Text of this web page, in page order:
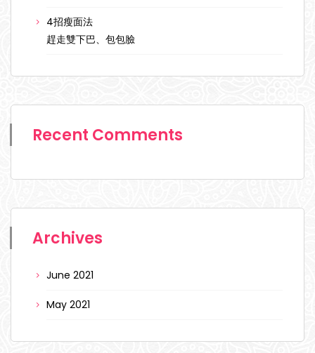
4招瘦面法
趕走雙下巴、包包臉
Recent Comments
Archives
June 2021
May 2021